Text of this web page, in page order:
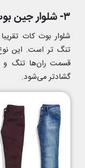
۳- شلوار جین بوت کات
شلوار بوت کات
تنگ تر است. این
قسمت ران‌ها تنگ و
گشادتر می‌شود.